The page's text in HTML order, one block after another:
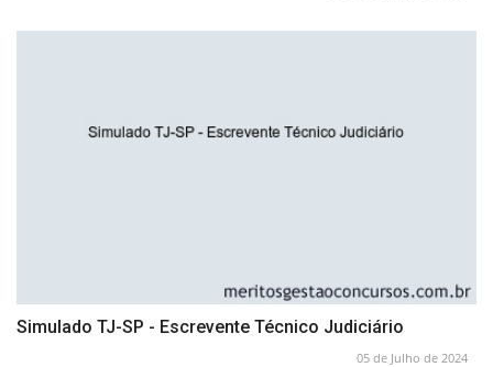
Simulado TJ-SP - Escrevente Técnico Judiciário
05 de Julho de 2024